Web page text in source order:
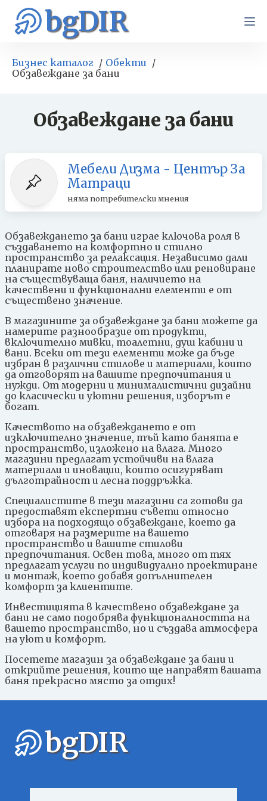
bgDIR
Бизнес каталог
Обекти
Обзавеждане за бани
Обзавеждане за бани
Мебели Дизма - Център За
Матраци
няма потребителски мнения
Обзавеждането за бани играе ключова роля в
създаването на комфортно и стилно
пространство за релаксация. Независимо дали
планирате ново строителство или реновиране
на съществуваща баня, наличието на
качествени и функционални елементи е от
съществено значение.
В магазините за обзавеждане за бани можете да
намерите разнообразие от продукти,
включително мивки, тоалетни, душ кабини и
вани. Всеки от тези елементи може да бъде
избран в различни стилове и материали, които
да отговорят на вашите предпочитания и
нужди. От модерни и минималистични дизайни
до класически и уютни решения, изборът е
богат.
Качеството на обзавеждането е от
изключително значение, тъй като банята е
пространство, изложено на влага. Много
магазини предлагат устойчиви на влага
материали и иновации, които осигуряват
дълготрайност и лесна поддръжка.
Специалистите в тези магазини са готови да
предоставят експертни съвети относно
избора на подходящо обзавеждане, което да
отговаря на размерите на вашето
пространство и вашите стилови
предпочитания. Освен това, много от тях
предлагат услуги по индивидуално проектиране
и монтаж, което добавя допълнителен
комфорт за клиентите.
Инвестицията в качествено обзавеждане за
бани не само подобрява функционалността на
вашето пространство, но и създава атмосфера
на уют и комфорт.
Посетете магазин за обзавеждане за бани и
открийте решения, които ще направят вашата
баня прекрасно място за отдих!
bgDIR